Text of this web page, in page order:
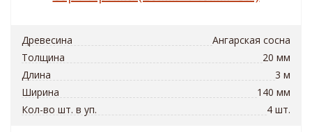
Древесина
Ангарская сосна
Толщина
20 мм
Длина
3 м
Ширина
140 мм
Кол-во шт. в уп.
4 шт.